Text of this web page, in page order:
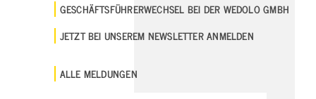
GESCHÄFTSFÜHRERWECHSEL BEI DER WEDOLO GMBH
JETZT BEI UNSEREM NEWSLETTER ANMELDEN
ALLE MELDUNGEN